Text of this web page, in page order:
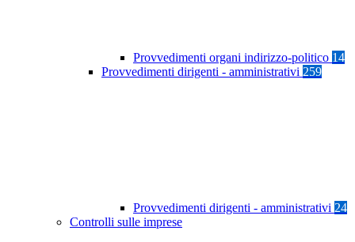
Provvedimenti organi indirizzo-politico 14
Provvedimenti dirigenti - amministrativi 259
Provvedimenti dirigenti - amministrativi 24
Controlli sulle imprese